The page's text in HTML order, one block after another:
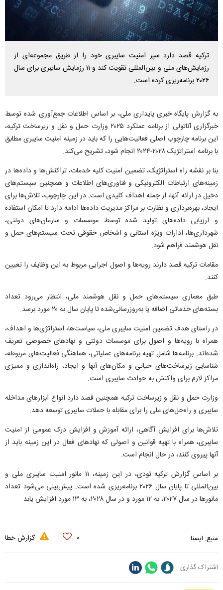
ترکیه قصد دارد سپر امنیت سایبری خود را از طریق مجموعه‌ای از
رزمایش‌های ملی و بین‌المللی تقویت کند و ۱۱ رزمایش سایبری برای سال
۲۰۲۶ برنامه‌ریزی کرده است.
به گزارش پایگاه خبری پایداری ملی، بر اساس اطلاعات جمع‌آوری شده توسط
خبرگزاری آناتولی از برنامه عملکرد ۲۰۲۵ وزارت حمل و نقل و زیرساخت ترکیه،
این برنامه چارچوب اصلی فعالیت‌هایی را که باید در زمینه امنیت سایبری مطابق
با برنامه استراتژیک ۲۰۲۸-۲۰۲۴ انجام شود، تشریح می‌کند.
بنا بر نقشه راه استراتژیک، تضمین امنیت کلیه خدمات، تراکنش‌ها و داده‌ها در
زمینه‌های ارتباطات الکترونیکی و فناوری‌های اطلاعات و همچنین سیستم‌های
دخیل در ارائه آنها، از جمله اهداف کلیدی است. در این چارچوب، تلاش‌ها برای
ایجاد، بهره‌برداری و نظارت بر مراکز مدیریت داده‌ها ادامه دارد تا امکان استفاده
و ارزیابی داده‌های تولید شده توسط موسسات و سازمان‌های دولتی،
شهرداری‌ها، ادارات ویژه استانی و اشخاص حقوقی تحت سیستم‌های حمل و
نقل هوشمند فراهم شود.
مقامات ترکیه قصد دارند رویه‌ها و اصول اجرایی مربوط به این وظایف را تعیین
کنند.
طبق معماری سیستم‌های حمل و نقل هوشمند ملی، انتظار می‌رود تعداد
بسته‌های خدماتی اضافه یا به‌روزرسانی‌شده تا پایان سال به ۲۰ مورد برسد.
در راستای هدف تضمین امنیت سایبری ملی، سیاست‌ها، استراتژی‌ها و اهداف،
همراه با رویه‌ها و اصول برای موسسات دولتی و نهاد‌های خصوصی تعریف
شده‌اند. برنامه‌ها شامل تهیه برنامه‌های عملیاتی، هماهنگی فعالیت‌های مربوطه،
شناسایی زیرساخت‌های حیاتی و مکان‌های آنها و ایجاد، راه‌اندازی و ممیزی
مراکز لازم برای واکنش به حوادث سایبری است.
وزارت حمل و نقل و زیرساخت ترکیه همچنین قصد دارد انواع ابزار‌های مداخله
سایبری و راه‌حل‌های ملی را برای مقابله با حملات سایبری توسعه دهد.
تلاش‌ها برای افزایش آگاهی، ارائه آموزش و افزایش درک عمومی از امنیت
سایبری، همراه با تهیه قوانین و اصولی که نهاد‌های فعال در این زمینه باید از
آنها پیروی کنند، در حال انجام است.
بر اساس گزارش ترکیه تودی، در این زمینه، ۱۱ مانور امنیت سایبری ملی و
بین‌المللی تا پایان سال ۲۰۲۶ برنامه‌ریزی شده است. پیش‌بینی می‌شود تعداد
مانور‌ها در سال ۲۰۲۷، به ۱۲ مورد و در سال ۲۰۲۸، به ۱۳ مورد افزایش یابد.
منبع: ایسنا ۰ گزارش خطا
اشتراک گذاری